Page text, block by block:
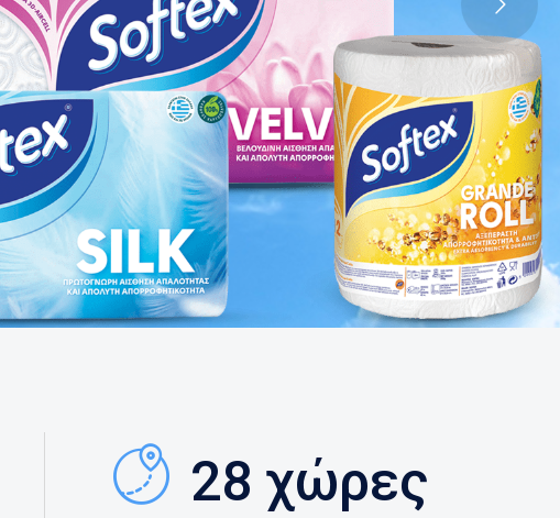
28 χώρες